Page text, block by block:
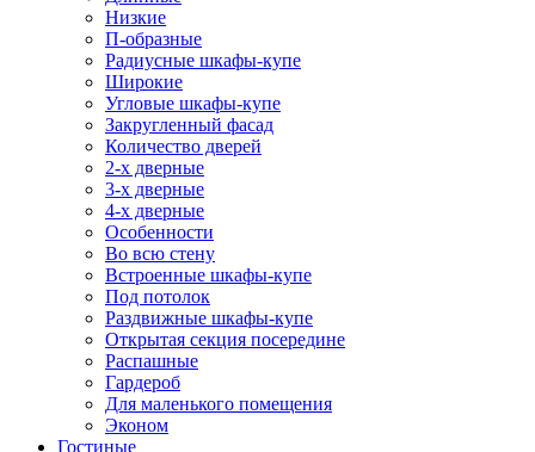
Низкие
П-образные
Радиусные шкафы-купе
Широкие
Угловые шкафы-купе
Закругленный фасад
Количество дверей
2-х дверные
3-х дверные
4-х дверные
Особенности
Во всю стену
Встроенные шкафы-купе
Под потолок
Раздвижные шкафы-купе
Открытая секция посередине
Распашные
Гардероб
Для маленького помещения
Эконом
Гостиные